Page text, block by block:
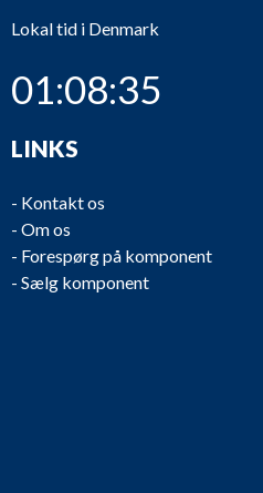
Lokal tid i Denmark
01:08:35
LINKS
- Kontakt os
- Om os
- Forespørg på komponent
- Sælg komponent